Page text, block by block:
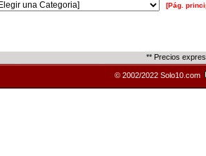
[Pág.
** Precios
© 2002/2022 Solo10.com